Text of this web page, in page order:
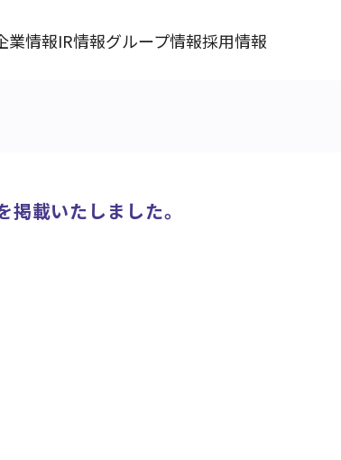
業情報IR情報グループ情報採用情報
載いたしました。